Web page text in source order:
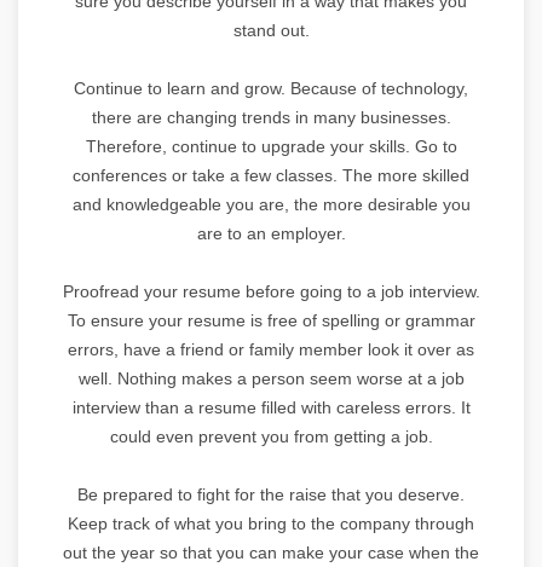
stand out.
Continue to learn and grow. Because of technology,
there are changing trends in many businesses.
Therefore, continue to upgrade your skills. Go to
conferences or take a few classes. The more skilled
and knowledgeable you are, the more desirable you
are to an employer.
Proofread your resume before going to a job interview.
To ensure your resume is free of spelling or grammar
errors, have a friend or family member look it over as
well. Nothing makes a person seem worse at a job
interview than a resume filled with careless errors. It
could even prevent you from getting a job.
Be prepared to fight for the raise that you deserve.
Keep track of what you bring to the company through
out the year so that you can make your case when the